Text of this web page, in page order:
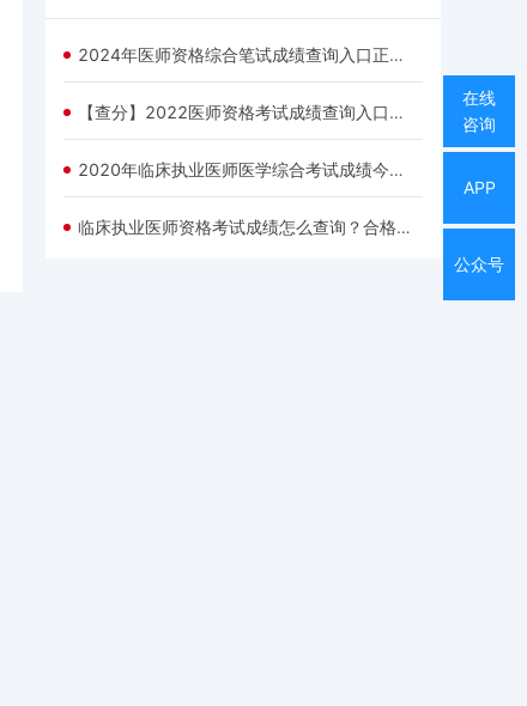
在线
咨询
APP
公众号
2024年医师资格综合笔试成绩查询入口正式开通
【查分】2022医师资格考试成绩查询入口正式开通
2020年临床执业医师医学综合考试成绩今日开始查询
临床执业医师资格考试成绩怎么查询？合格分数线是多少？